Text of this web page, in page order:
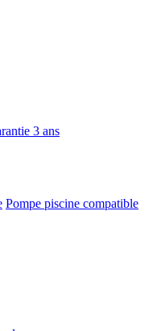
3 ans
Pompe piscine compatible